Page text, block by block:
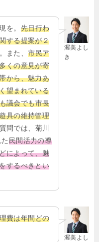
渥美よし
き
を。 先日行わ
する提案が２
また、市民ア
くの意見が寄
から、魅力あ
望まれている
議会でも市長
具の維持管理
問では、菊川
民間活力の導
によって、魅
するべきとい
渥美よし
費は年間どの